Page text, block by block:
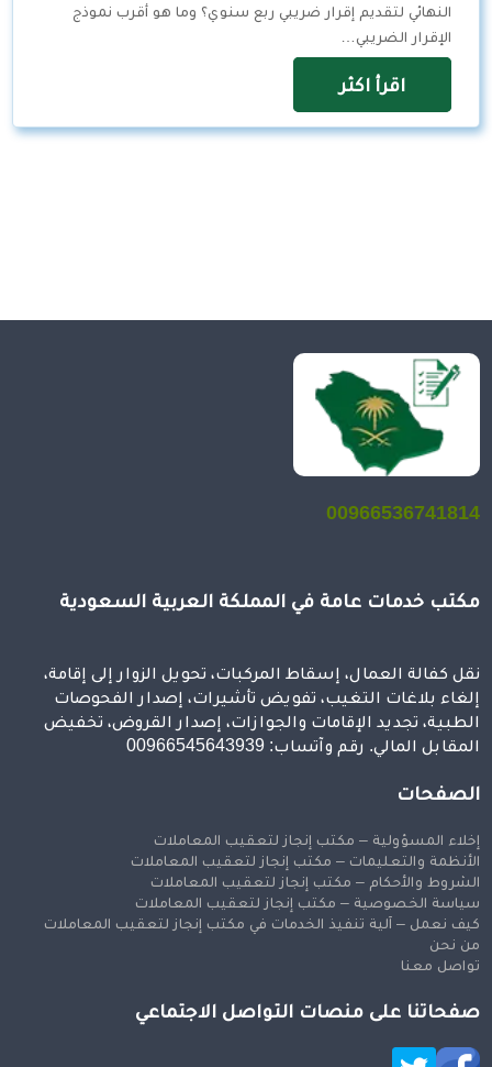
النهائي لتقديم إقرار ضريبي ربع سنوي؟ وما هو أقرب نموذج
الإقرار الضريبي…
اقرأ اكثر
00966536741814
مكتب خدمات عامة في المملكة العربية السعودية
نقل كفالة العمال، إسقاط المركبات، تحويل الزوار إلى إقامة،
إلغاء بلاغات التغيب، تفويض تأشيرات، إصدار الفحوصات
الطبية، تجديد الإقامات والجوازات، إصدار القروض، تخفيض
المقابل المالي. رقم وآتساب: 00966545643939
الصفحات
إخلاء المسؤولية – مكتب إنجاز لتعقيب المعاملات
الأنظمة والتعليمات – مكتب إنجاز لتعقيب المعاملات
الشروط والأحكام – مكتب إنجاز لتعقيب المعاملات
سياسة الخصوصية – مكتب إنجاز لتعقيب المعاملات
كيف نعمل – آلية تنفيذ الخدمات في مكتب إنجاز لتعقيب المعاملات
من نحن
تواصل معنا
صفحاتنا على منصات التواصل الاجتماعي